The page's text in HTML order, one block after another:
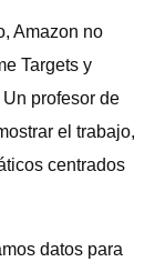
Amazon no
Targets y
profesor de
el trabajo,
centrados
datos para